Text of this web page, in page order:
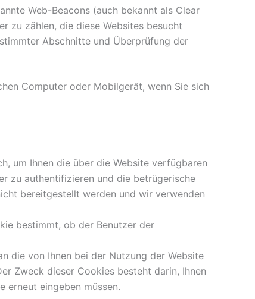
Web-Beacons (auch bekannt als Clear
zu zählen, die diese Websites besucht
Abschnitte und Überprüfung der
Computer oder Mobilgerät, wenn Sie sich
um Ihnen die über die Website verfügbaren
zu authentifizieren und die betrügerische
bereitgestellt werden und wir verwenden
bestimmt, ob der Benutzer der
die von Ihnen bei der Nutzung der Website
Zweck dieser Cookies besteht darin, Ihnen
erneut eingeben müssen.